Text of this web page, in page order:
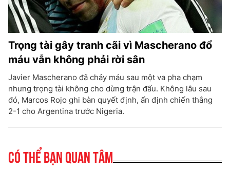
Trọng tài gây tranh cãi vì Mascherano đổ
máu vẫn không phải rời sân
Javier Mascherano đã chảy máu sau một va pha chạm
nhưng trọng tài không cho dừng trận đấu. Không lâu sau
đó, Marcos Rojo ghi bàn quyết định, ấn định chiến thắng
2-1 cho Argentina trước Nigeria.
Có thể bạn quan tâm